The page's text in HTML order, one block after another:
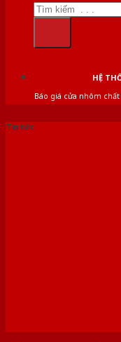
HỆ
Báo giá cửa nhôm
Tin tức